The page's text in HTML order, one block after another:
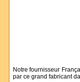
Notre fournisseur
par ce grand fabricant